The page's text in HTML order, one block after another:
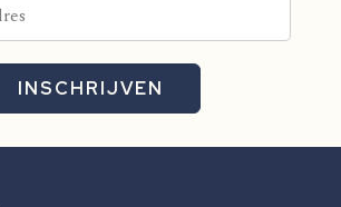
INSCHRIJVEN